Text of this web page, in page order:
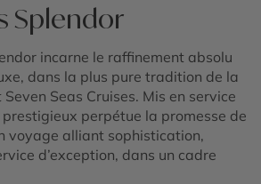
Splendor
incarne le raffinement absolu
dans la plus pure tradition de la
Seas Cruises. Mis en service
perpétue la promesse de
voyage alliant sophistication,
d’exception, dans un cadre